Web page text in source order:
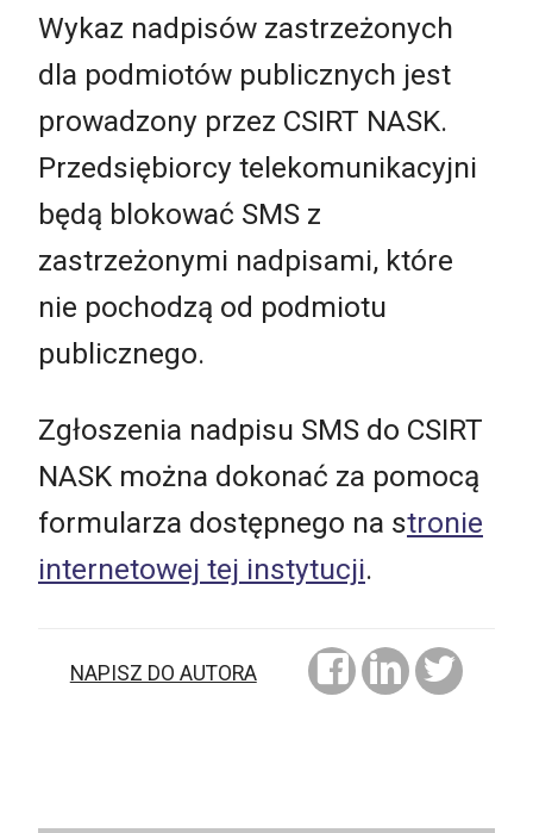
Wykaz nadpisów zastrzeżonych
dla podmiotów publicznych jest
prowadzony przez CSIRT NASK.
Przedsiębiorcy telekomunikacyjni
będą blokować SMS z
zastrzeżonymi nadpisami, które
nie pochodzą od podmiotu
publicznego.
Zgłoszenia nadpisu SMS do CSIRT
NASK można dokonać za pomocą
formularza dostępnego na stronie
internetowej tej instytucji.
NAPISZ DO AUTORA